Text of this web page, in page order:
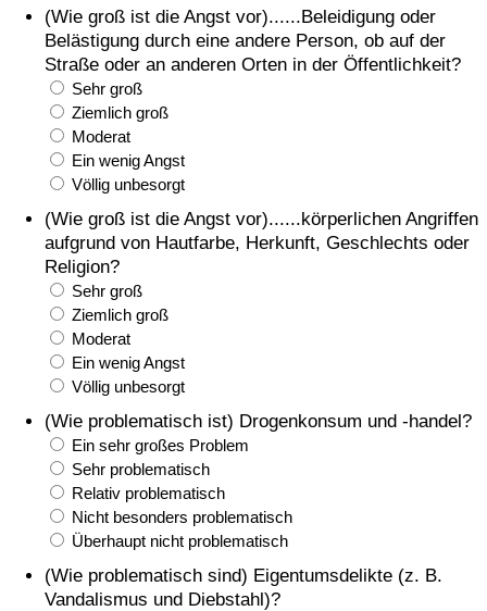
(Wie groß ist die Angst vor)......Beleidigung oder
Belästigung durch eine andere Person, ob auf der
Straße oder an anderen Orten in der Öffentlichkeit?
Sehr groß
Ziemlich groß
Moderat
Ein wenig Angst
Völlig unbesorgt
(Wie groß ist die Angst vor)......körperlichen Angriffen
aufgrund von Hautfarbe, Herkunft, Geschlechts oder
Religion?
Sehr groß
Ziemlich groß
Moderat
Ein wenig Angst
Völlig unbesorgt
(Wie problematisch ist) Drogenkonsum und -handel?
Ein sehr großes Problem
Sehr problematisch
Relativ problematisch
Nicht besonders problematisch
Überhaupt nicht problematisch
(Wie problematisch sind) Eigentumsdelikte (z. B.
Vandalismus und Diebstahl)?